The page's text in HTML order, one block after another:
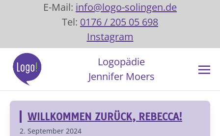
E-Mail: info@logo-solingen.de
Tel: 0176 / 205 05 698
Instagram
Logopädie
Jennifer Moers
WILLKOMMEN ZURÜCK, REBECCA!
2. September 2024